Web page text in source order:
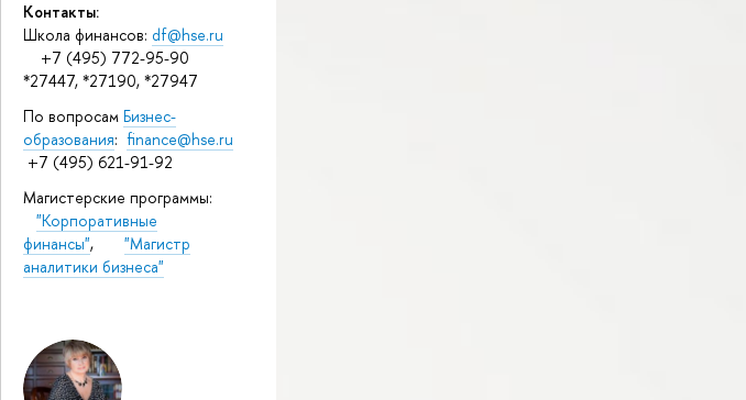
Контакты:
Школа финансов: df@hse.ru
+7 (495) 772-95-90
*27447, *27190, *27947
По вопросам Бизнес-
образования: finance@hse.ru
+7 (495) 621-91-92
Магистерские программы:
"Корпоративные
финансы", "Магистр
аналитики бизнеса"